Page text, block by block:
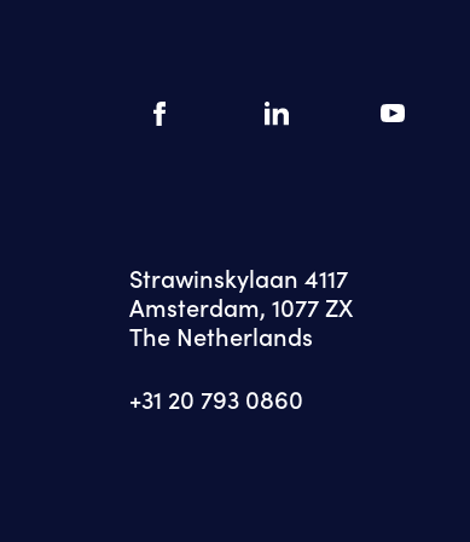
Strawinskylaan 4117
Amsterdam, 1077 ZX
The Netherlands
+31 20 793 0860